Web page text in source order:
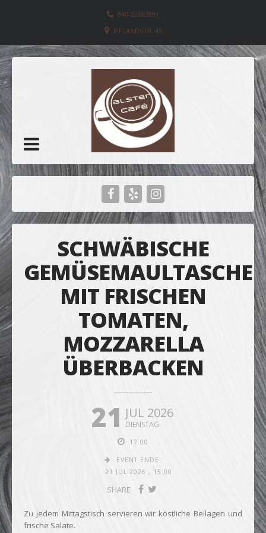
040-22692891
IFFLANDSTR. 45
SCHWÄBISCHE
MIT FRISCHEN
TOMATEN,
MOZZARELLA
ÜBERBACKEN
21 JUL 2026
DIENSTAG
12:00
EVENT ENDE:
21 JUL 2026 , 15:00
SHARE
Zu jedem Mittagstisch servieren wir köstliche Beilagen und
frische Salate.